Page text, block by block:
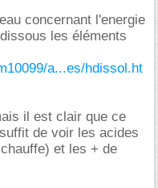
concernant l'energie
les éléments
a...es/hdissol.ht
il est clair que ce
de voir les acides
et les + de